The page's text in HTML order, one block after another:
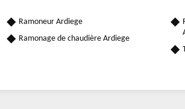
Ramoneur Ardiege
Ramonage de chaudière Ardiege